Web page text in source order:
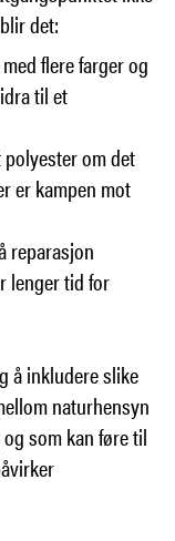
det:
flere farger og
til et
om det
er kampen mot
reparasjon
lenger tid for
å inkludere slike
naturhensyn
som kan føre til